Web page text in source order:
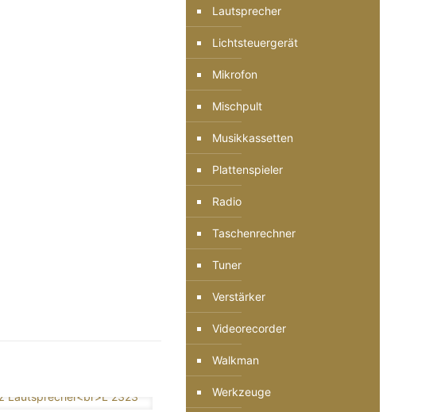
Lautsprecher
Lichtsteuergerät
Mikrofon
Mischpult
Musikkassetten
Plattenspieler
Radio
Taschenrechner
Tuner
Verstärker
Videorecorder
Walkman
Werkzeuge